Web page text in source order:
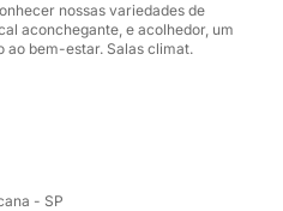
nossas variedades de
aconchegante, e acolhedor, um
ao bem-estar. Salas climat.
- SP